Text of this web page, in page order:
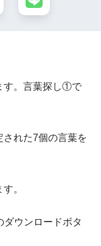
す。言葉探し①で
れた7個の言葉を
。
ダウンロードボタ